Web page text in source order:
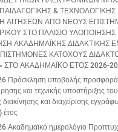
& ΤΕΧΝΟΛΟΓΙΚΗΣ
ΑΙΤΗΣΕΩΝ ΑΠΟ ΝΕΟΥΣ
ΣΤΟ ΠΛΑΙΣΙΟ
ΑΚΑΔΗΜΑΪΚΗΣ ΔΙΔΑΚΤΙΚΗΣ
ΚΑΤΟΧΟΥΣ
ΣΤΟ ΑΚΑΔΗΜΑΪΚΟ ΕΤΟΣ 2026-
Πρόσκληση υποβολής
και τεχνικής υποστήριξης
και διαχείρισης
έτος
Ακαδημαϊκό ημερολόγιο